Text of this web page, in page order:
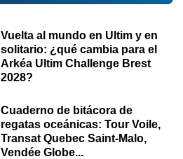
Vuelta al mundo en Ultim y en
solitario: ¿qué cambia para el
Arkéa Ultim Challenge Brest
2028?
Cuaderno de bitácora de
regatas oceánicas: Tour Voile,
Transat Quebec Saint-Malo,
Vendée Globe...